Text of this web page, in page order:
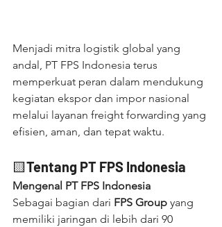
Menjadi mitra logistik global yang
andal, PT FPS Indonesia terus
memperkuat peran dalam mendukung
kegiatan ekspor dan impor nasional
melalui layanan freight forwarding yang
efisien, aman, dan tepat waktu.
🟨Tentang PT FPS Indonesia
Mengenal PT FPS Indonesia
Sebagai bagian dari FPS Group yang
memiliki jaringan di lebih dari 90